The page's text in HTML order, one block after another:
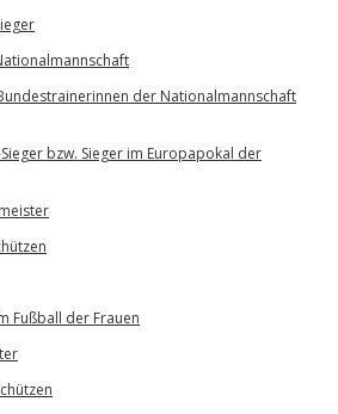
der Nationalmannschaft
bzw. Sieger im Europapokal der
Fußball der Frauen